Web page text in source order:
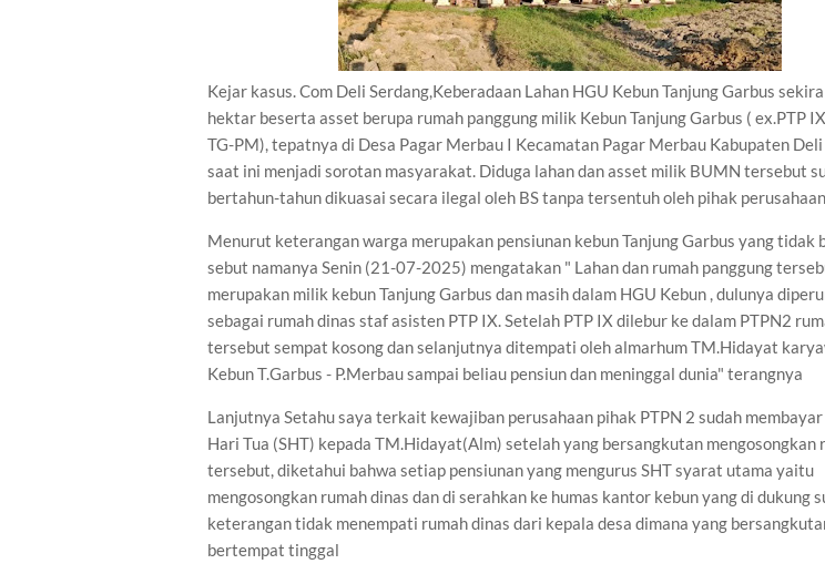
Kejar kasus. Com Deli Serdang,Keberadaan Lahan HGU Kebun Tanjung Garbus
hektar beserta asset berupa rumah panggung milik Kebun Tanjung Garbus ( ex.PTP
TG-PM), tepatnya di Desa Pagar Merbau I Kecamatan Pagar Merbau Kabupaten Deli
saat ini menjadi sorotan masyarakat. Diduga lahan dan asset milik BUMN tersebut
bertahun-tahun dikuasai secara ilegal oleh BS tanpa tersentuh oleh pihak
Menurut keterangan warga merupakan pensiunan kebun Tanjung Garbus yang tidak
sebut namanya Senin (21-07-2025) mengatakan " Lahan dan rumah panggung
merupakan milik kebun Tanjung Garbus dan masih dalam HGU Kebun , dulunya
sebagai rumah dinas staf asisten PTP IX. Setelah PTP IX dilebur ke dalam PTPN2
tersebut sempat kosong dan selanjutnya ditempati oleh almarhum TM.Hidayat
Kebun T.Garbus - P.Merbau sampai beliau pensiun dan meninggal dunia" terangnya
Lanjutnya Setahu saya terkait kewajiban perusahaan pihak PTPN 2 sudah
Hari Tua (SHT) kepada TM.Hidayat(Alm) setelah yang bersangkutan mengosongkan
tersebut, diketahui bahwa setiap pensiunan yang mengurus SHT syarat utama yaitu
mengosongkan rumah dinas dan di serahkan ke humas kantor kebun yang di dukung
keterangan tidak menempati rumah dinas dari kepala desa dimana yang
bertempat tinggal